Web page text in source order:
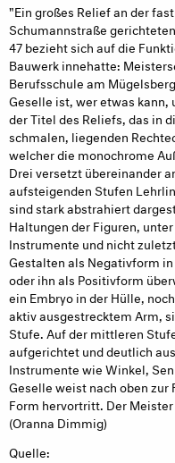
"Ein großes Relief an der
Schumannstraße
47 bezieht sich auf die
Bauwerk innehatte:
Berufsschule am
Geselle ist, wer ­etwas
der Titel des Reliefs, das in
schmalen, liegenden
welcher die monochrome
Drei versetzt übereinander
aufsteigenden Stufen
sind stark abstrahiert
Haltungen der Figuren,
Instrumente und nicht
Gestalten als Negativform
oder ihn als Positivform
ein Embryo in der Hülle,
aktiv ausgestrecktem Arm,
Stufe. Auf der mittleren
aufgerichtet und deutlich
Instrumente wie Winkel,
Geselle weist nach oben
Form hervortritt. Der
(Oranna Dimmig)
Quelle: